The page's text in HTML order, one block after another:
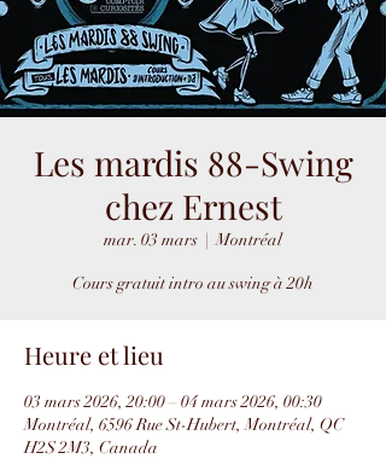
Les mardis 88-Swing
chez Ernest
mar. 03 mars
  |
Montréal
Cours gratuit intro au swing à 20h
Heure et lieu
03 mars 2026, 20:00 – 04 mars 2026, 00:30
Montréal, 6596 Rue St-Hubert, Montréal, QC
H2S 2M3, Canada